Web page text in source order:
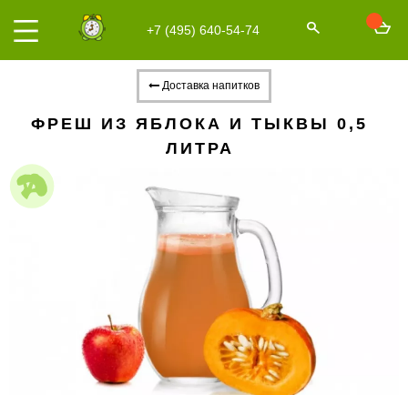
+7 (495) 640-54-74
Доставка напитков
ФРЕШ ИЗ ЯБЛОКА И ТЫКВЫ 0,5
ЛИТРА